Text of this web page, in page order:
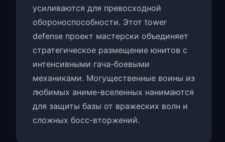
усиливаются для превосходной
обороноспособности. Этот tower
defense проект мастерски объединяет
стратегическое размещение юнитов с
интенсивными гача-боевыми
механиками. Могущественные воины из
любимых аниме-вселенных нанимаются
для защиты базы от вражеских волн и
сложных босс-вторжений.